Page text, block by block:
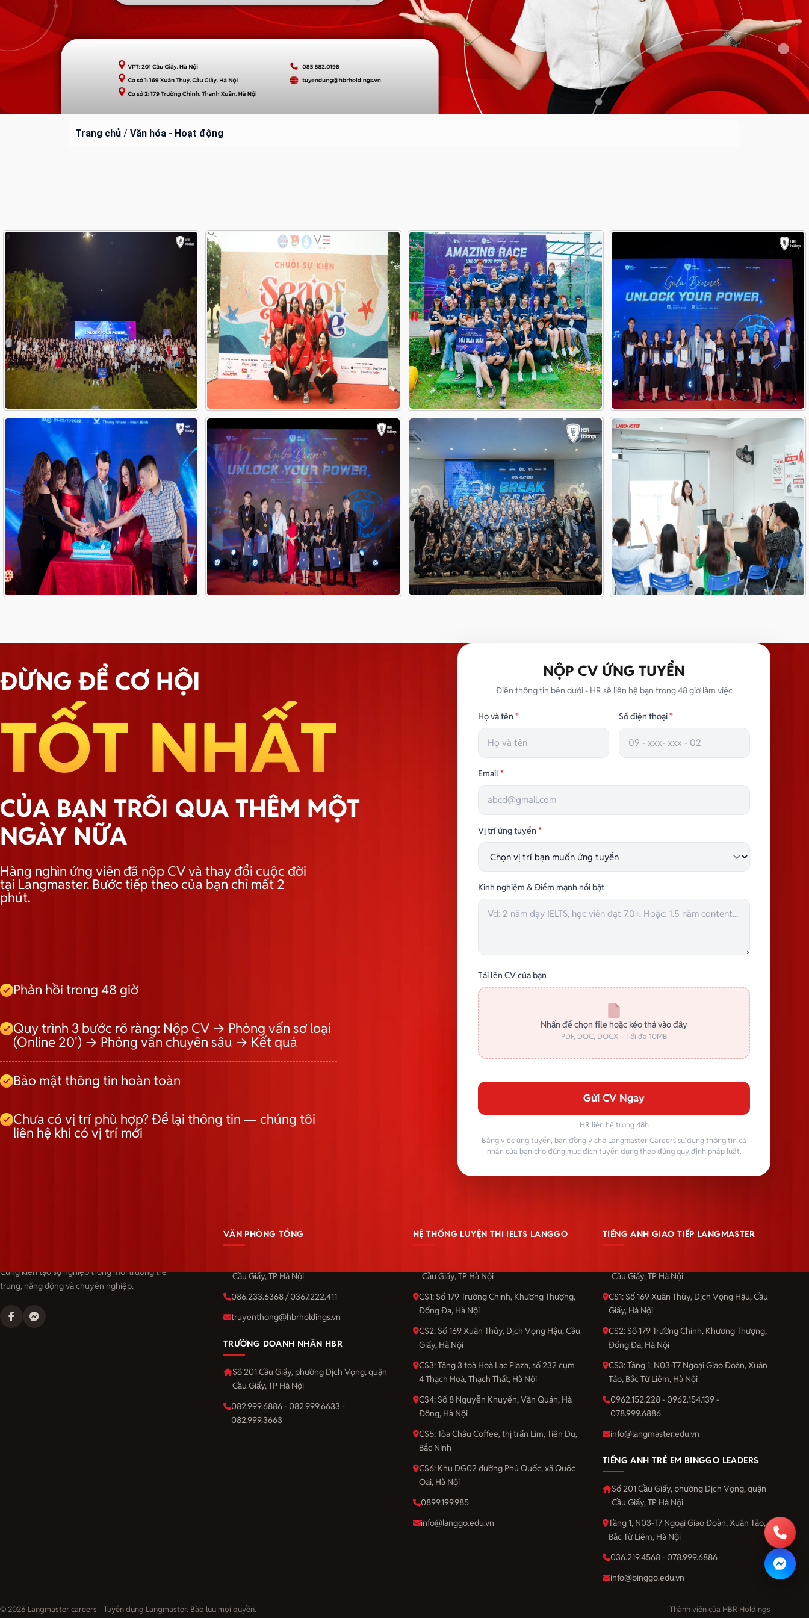
Trang chủ / Văn hóa - Hoạt động
ĐỪNG ĐỂ CƠ HỘI
TỐT NHẤT
CỦA BẠN TRÔI QUA THÊM MỘT
NGÀY NỮA
Hàng nghìn ứng viên đã nộp CV và thay đổi cuộc đời
tại Langmaster. Bước tiếp theo của bạn chỉ mất 2
phút.
Phản hồi trong 48 giờ
Quy trình 3 bước rõ ràng: Nộp CV → Phỏng vấn sơ loại
(Online 20') → Phỏng vấn chuyên sâu → Kết quả
Bảo mật thông tin hoàn toàn
Chưa có vị trí phù hợp? Để lại thông tin — chúng tôi
liên hệ khi có vị trí mới
NỘP CV ỨNG TUYỂN
Điền thông tin bên dưới - HR sẽ liên hệ bạn trong 48 giờ làm việc
Họ và tên * Số điện thoại*
Email*
Vị trí ứng tuyển *
Kinh nghiệm & Điểm mạnh nổi bật
Tải lên CV của bạn
Nhấn để chọn file hoặc kéo thả vào đây
PDF, DOC, DOCX – Tối đa 10MB
Gửi CV Ngay
HR liên hệ trong 48h
Bằng việc ứng tuyển, bạn đồng ý cho Langmaster Careers sử dụng thông tin cá
nhân của bạn cho đúng mục đích tuyển dụng theo đúng quy định pháp luật.
Cùng kiến tạo sự nghiệp trong môi trường trẻ
trung, năng động và chuyên nghiệp.
VĂN PHÒNG TỔNG
Cầu Giấy, TP Hà Nội
086.233.6368 / 0367.222.411
truyenthong@hbrholdings.vn
TRƯỜNG DOANH NHÂN HBR
Số 201 Cầu Giấy, phường Dịch Vọng, quận
Cầu Giấy, TP Hà Nội
082.999.6886 - 082.999.6633 -
082.999.3663
HỆ THỐNG LUYỆN THI IELTS LANGGO
Cầu Giấy, TP Hà Nội
CS1: Số 179 Trường Chinh, Khương Thượng,
Đống Đa, Hà Nội
CS2: Số 169 Xuân Thủy, Dịch Vọng Hậu, Cầu
Giấy, Hà Nội
CS3: Tầng 3 toà Hoà Lạc Plaza, số 232 cụm
4 Thạch Hoà, Thạch Thất, Hà Nội
CS4: Số 8 Nguyễn Khuyến, Văn Quán, Hà
Đông, Hà Nội
CS5: Tòa Châu Coffee, thị trấn Lim, Tiên Du,
Bắc Ninh
CS6: Khu DG02 đường Phủ Quốc, xã Quốc
Oai, Hà Nội
0899.199.985
info@langgo.edu.vn
TIẾNG ANH GIAO TIẾP LANGMASTER
Cầu Giấy, TP Hà Nội
CS1: Số 169 Xuân Thủy, Dịch Vọng Hậu, Cầu
Giấy, Hà Nội
CS2: Số 179 Trường Chinh, Khương Thượng,
Đống Đa, Hà Nội
CS3: Tầng 1, N03-T7 Ngoại Giao Đoàn, Xuân
Tảo, Bắc Từ Liêm, Hà Nội
0962.152.228 - 0962.154.139 -
078.999.6886
info@langmaster.edu.vn
TIẾNG ANH TRẺ EM BINGGO LEADERS
Số 201 Cầu Giấy, phường Dịch Vọng, quận
Cầu Giấy, TP Hà Nội
Tầng 1, N03-T7 Ngoại Giao Đoàn, Xuân Tảo,
Bắc Từ Liêm, Hà Nội
036.219.4568 - 078.999.6886
info@binggo.edu.vn
© 2026 Langmaster careers - Tuyển dụng Langmaster. Bảo lưu mọi quyền. Thành viên của HBR Holdings